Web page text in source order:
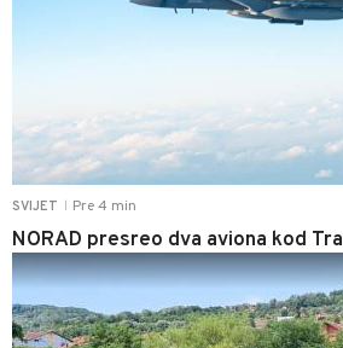
SVIJET Pre 4 min
NORAD presreo dva aviona kod